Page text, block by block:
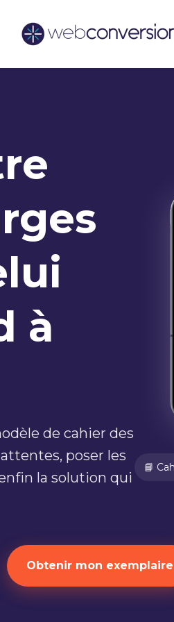
à
de cahier des
poser les
la solution qui
📘
Obtenir mon exemplaire